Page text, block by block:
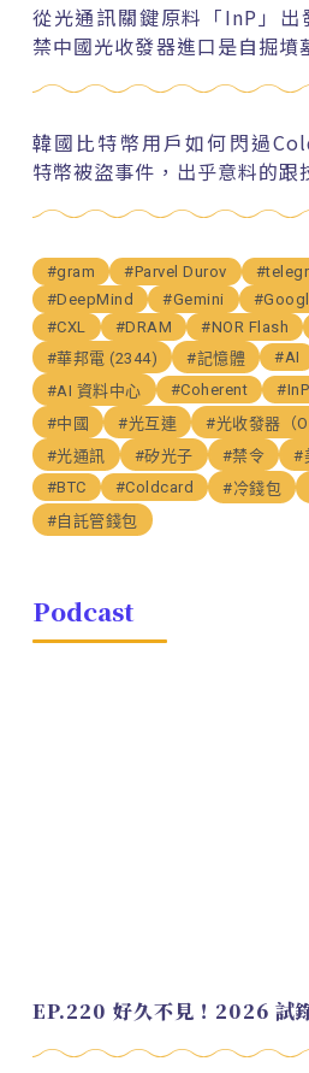
從光通訊關鍵原料「InP」出
禁中國光收發器進口是自掘墳
韓國比特幣用戶如何閃過
特幣被盜事件，出乎意料的跟
#gram #Parvel Durov
#DeepMind
#Gemini
#CXL
#DRAM #NOR Flash
#華邦電 (2344)
#記憶體 #AI
#AI 資料中心
#Coherent #InP
#中國
#光互連
#光收發器（
#光通訊
#矽光子 #禁令 #
#BTC
#Coldcard #冷錢包
#自託管錢包
Podcast